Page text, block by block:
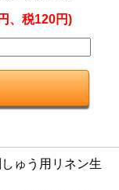
、税120円)
ゅう用リネン生